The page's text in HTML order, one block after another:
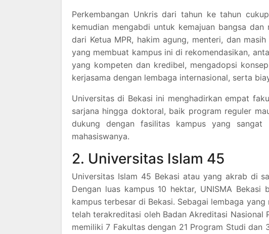
Perkembangan Unkris dari tahun ke tahun
kemudian mengabdi untuk kemajuan bangsa
dari Ketua MPR, hakim agung, menteri, dan
yang membuat kampus ini di rekomendasikan,
yang kompeten dan kredibel, mengadopsi
kerjasama dengan lembaga internasional, serta
Universitas di Bekasi ini menghadirkan empat
sarjana hingga doktoral, baik program reguler
dukung dengan fasilitas kampus yang
mahasiswanya.
2. Universitas Islam 45
Universitas Islam 45 Bekasi atau yang akrab di
Dengan luas kampus 10 hektar, UNISMA
kampus terbesar di Bekasi. Sebagai lembaga
telah terakreditasi oleh Badan Akreditasi Nasional
memiliki 7 Fakultas dengan 21 Program Studi